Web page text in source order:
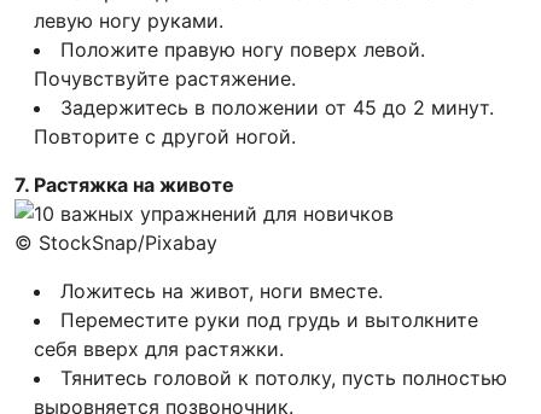
левую ногу руками.
Положите правую ногу поверх левой.
Почувствуйте растяжение.
Задержитесь в положении от 45 до 2 минут.
Повторите с другой ногой.
7. Растяжка на животе
© StockSnap/Pixabay
Ложитесь на живот, ноги вместе.
Переместите руки под грудь и вытолкните
себя вверх для растяжки.
Тянитесь головой к потолку, пусть полностью
выровняется позвоночник.